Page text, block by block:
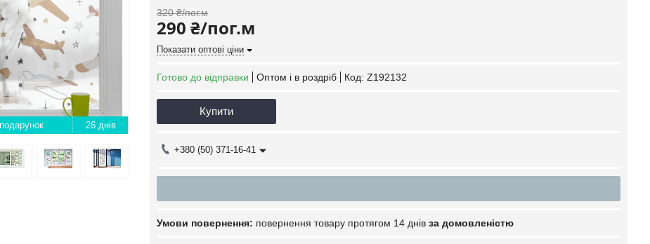
26 днів
320 ₴/пог.м
290 ₴/пог.м
Показати оптові ціни
Готово до відправки Оптом і в роздріб Код: Z192132
Купити
+380 (50) 371-16-41
повернення товару протягом 14 днів за домовленістю